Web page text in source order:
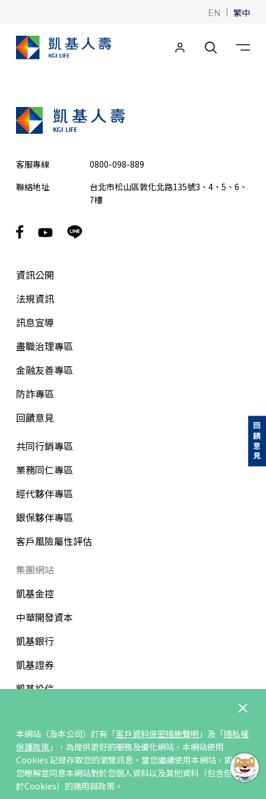
EN | 繁中
本網站（及本公司）訂有「客戶資料保密措施聲明 」及「隱私權
保護政策」，為提供更好的服務及優化網站，本網站使用
Cookies 記錄存取您的瀏覽訊息。當您繼續使用本網站，即表示
您暸解並同意本網站對於您個人資料以及其他資料（包含但不限
於Cookies）的運用與政策。
客服專線
0800-098-889
聯絡地址
台北市松山區敦化北路135號3、4、5、6、
7樓
資訊公開
法規資訊
訊息宣導
盡職治理專區
金融友善專區
防詐專區
回饋意見
共同行銷專區
業務同仁專區
經代夥伴專區
銀保夥伴專區
客戶風險屬性評估
集團網站
凱基金控
中華開發資本
凱基銀行
凱基證券
凱基投信
訂閱/取消電子報
回饋意見